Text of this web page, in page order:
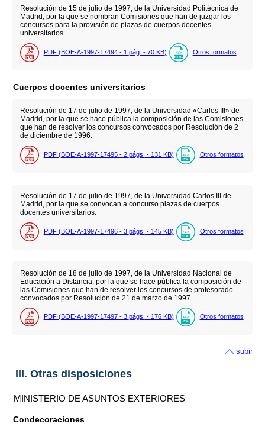
Resolución de 15 de julio de 1997, de la Universidad Politécnica de
Madrid, por la que se nombran Comisiones que han de juzgar los
concursos para la provisión de plazas de cuerpos docentes
universitarios.
PDF (BOE-A-1997-17494 - 1 pág. - 70 KB) Otros formatos
Cuerpos docentes universitarios
Resolución de 17 de julio de 1997, de la Universidad «Carlos III» de
Madrid, por la que se hace pública la composición de las Comisiones
que han de resolver los concursos convocados por Resolución de 2
de diciembre de 1996.
PDF (BOE-A-1997-17495 - 2 págs. - 131 KB) Otros formatos
Resolución de 17 de julio de 1997, de la Universidad Carlos III de
Madrid, por la que se convocan a concurso plazas de cuerpos
docentes universitarios.
PDF (BOE-A-1997-17496 - 3 págs. - 145 KB) Otros formatos
Resolución de 18 de julio de 1997, de la Universidad Nacional de
Educación a Distancia, por la que se hace pública la composición de
las Comisiones que han de resolver los concursos de profesorado
convocados por Resolución de 21 de marzo de 1997.
PDF (BOE-A-1997-17497 - 3 págs. - 176 KB) Otros formatos
subir
III. Otras disposiciones
MINISTERIO DE ASUNTOS EXTERIORES
Condecoraciones